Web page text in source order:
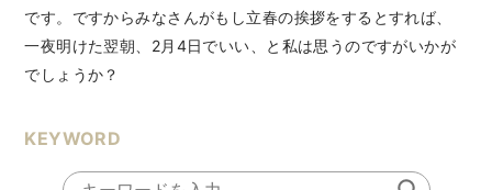
です。ですからみなさんがもし立春の挨拶をするとすれば、
一夜明けた翌朝、2月4日でいい、と私は思うのですがいかが
でしょうか？
KEYWORD